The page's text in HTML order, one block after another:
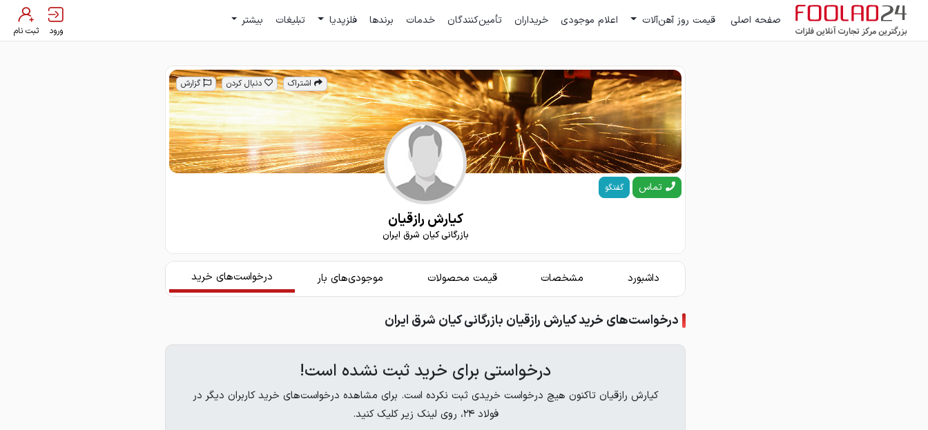
صفحه اصلی قیمت روز آهن‌آلات اعلام موجودی خریداران تأمین‌کنندگان خدمات برندها فلزپدیا تبلیغات بیشتر
ورود ثبت نام
اشتراک دنبال کردن گزارش
تماس گفتگو
کیارش رازقیان
بازرگانی کیان شرق ایران
داشبورد مشخصات قیمت محصولات موجودی‌های بار درخواست‌های خرید
درخواست‌های خرید کیارش رازقیان بازرگانی کیان شرق ایران
درخواستی برای خرید ثبت نشده است!
کیارش رازقیان تاکنون هیچ درخواست خریدی ثبت نکرده است. برای مشاهده درخواست‌های خرید کاربران دیگر در
فولاد ۲۴، روی لینک زیر کلیک کنید.